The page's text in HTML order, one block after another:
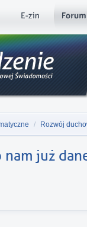
/ Rozwój
nam już